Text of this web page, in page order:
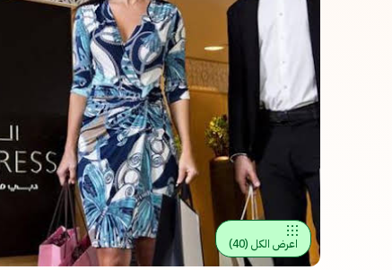
اعرض الكل (
40
)